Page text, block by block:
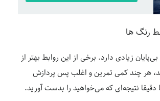
رنگ ها
زیادی دارد. برخی از این روابط بهتر از
هر چند کمی تمرین و اغلب پس پردازش
نتیجه‌ای که می‌خواهید را بدست آورید.